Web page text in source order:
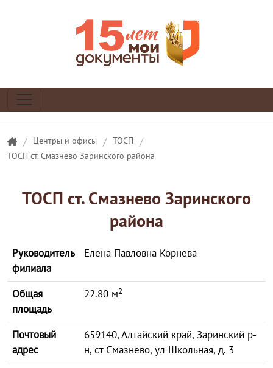
/ Центры и офисы / ТОСП /
ТОСП ст. Смазнево Заринского района
ТОСП ст. Смазнево Заринского
района
Руководитель
филиала
Елена Павловна Корнева
Общая
площадь
22.80 м2
Почтовый
адрес
659140, Алтайский край, Заринский р-
н, ст Смазнево, ул Школьная, д. 3